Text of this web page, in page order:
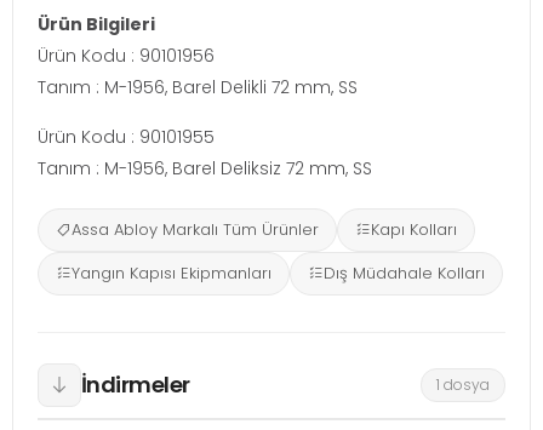
Ürün Bilgileri
Ürün Kodu : 90101956
Tanım : M-1956, Barel Delikli 72 mm, SS
Ürün Kodu : 90101955
Tanım : M-1956, Barel Deliksiz 72 mm, SS
Assa Abloy Markalı Tüm Ürünler
Kapı Kolları
Yangın Kapısı Ekipmanları
Dış Müdahale Kolları
İndirmeler 1 dosya